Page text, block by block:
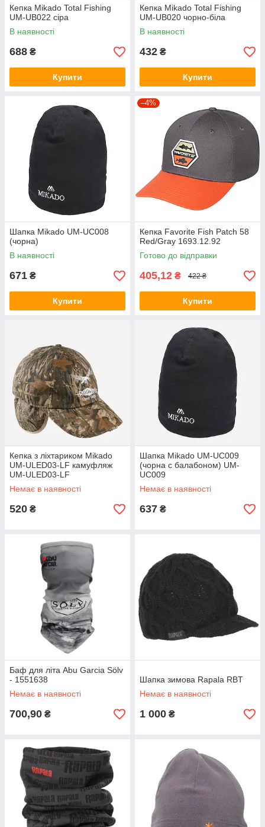
Кепка Mikado Total Fishing
UM-UB022 сіра
В наявності
688 ₴
Купити
Кепка Mikado Total Fishing
UM-UB020 чорно-біла
В наявності
432 ₴
Купити
Шапка Mikado UM-UC008
(чорна)
В наявності
671 ₴
Купити
–4%
Кепка Favorite Fish Patch 58
Red/Gray 1693.12.92
Готово до відправки
405,12 ₴ 422 ₴
Купити
Кепка з ліхтариком Mikado
UM-ULED03-LF камуфляж
UM-ULED03-LF
Немає в наявності
520 ₴
Шапка Mikado UM-UC009
(чорна c балабоном) UM-
UC009
Немає в наявності
637 ₴
Баф для літа Abu Garcia Sölv
- 1551638
Немає в наявності
700,90 ₴
Шапка зимова Rapala RBT
Немає в наявності
1 000 ₴